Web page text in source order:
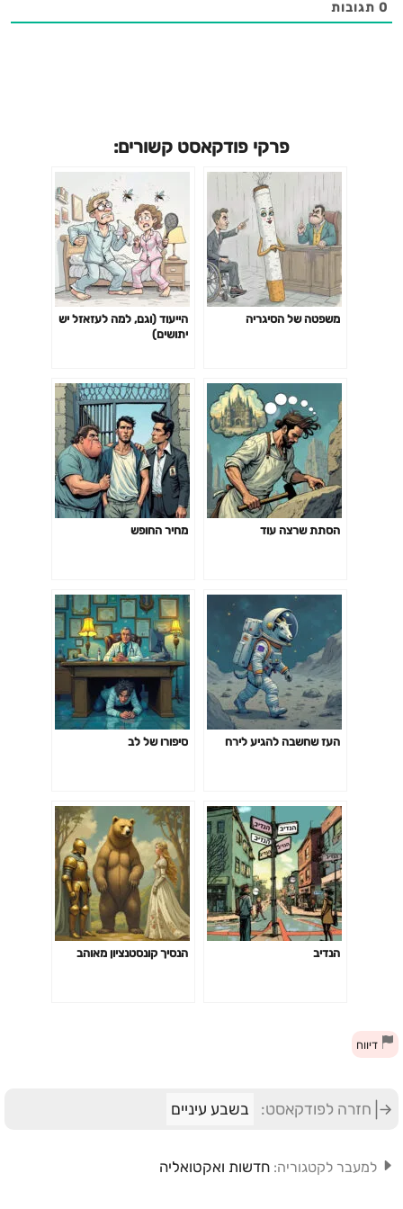
0 תגובות
פרקי פודקאסט קשורים:
משפטה של הסיגריה
הייעוד (וגם, למה לעזאזל יש
יתושים)
הסתת שרצה עוד מחיר החופש
העז שחשבה להגיע לירח סיפורו של לב
הנדיב הנסיך קונסטנציון מאוהב
דיווח
חזרה לפודקאסט: בשבע עיניים
למעבר לקטגוריה: חדשות ואקטואליה